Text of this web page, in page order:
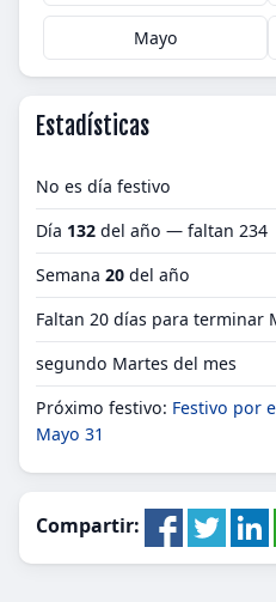
Mayo
Estadísticas
No es día festivo
Día 132 del año — faltan 234
Semana 20 del año
Faltan 20 días para terminar
segundo Martes del mes
Próximo festivo: Festivo por
Mayo 31
Compartir: